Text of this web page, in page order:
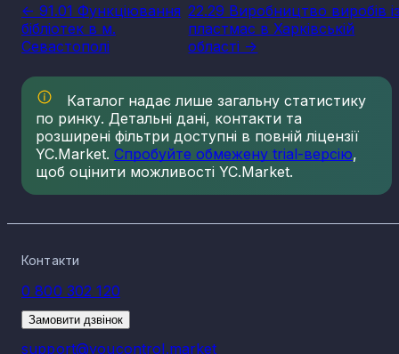
<- 91.01 Функціювання
бібліотек в м.
Севастополі
22.29 Виробництво виробів
пластмас в Харківській
області ->
Каталог надає лише загальну статистику
по ринку. Детальні дані, контакти та
розширені фільтри доступні в повній ліцензії
YC.Market. Спробуйте обмежену trial-версію,
щоб оцінити можливості YC.Market.
Контакти
0 800 302 120
Замовити дзвінок
support@youcontrol.market